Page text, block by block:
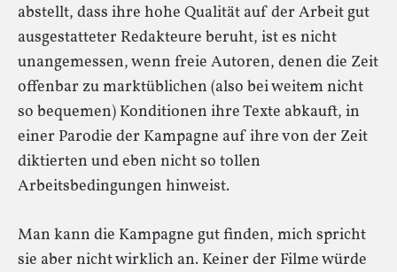
abstellt, dass ihre hohe Qualität auf der Arbeit gut
ausgestatteter Redakteure beruht, ist es nicht
unangemessen, wenn freie Autoren, denen die Zeit
offenbar zu marktüblichen (also bei weitem nicht
so bequemen) Konditionen ihre Texte abkauft, in
einer Parodie der Kampagne auf ihre von der Zeit
diktierten und eben nicht so tollen
Arbeitsbedingungen hinweist.
Man kann die Kampagne gut finden, mich spricht
sie aber nicht wirklich an. Keiner der Filme würde